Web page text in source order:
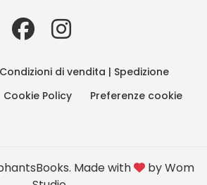
Condizioni di vendita | Spedizione
Cookie Policy Preferenze cookie
Made with byWom